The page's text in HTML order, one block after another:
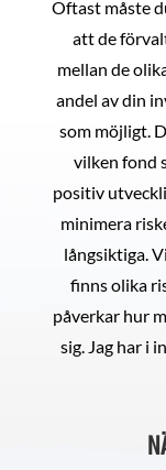
Oftast måste
att de
mellan de
andel av din
som möjligt.
vilken fond
positiv
minimera
långsiktiga.
finns olika
påverkar hur
sig. Jag har i